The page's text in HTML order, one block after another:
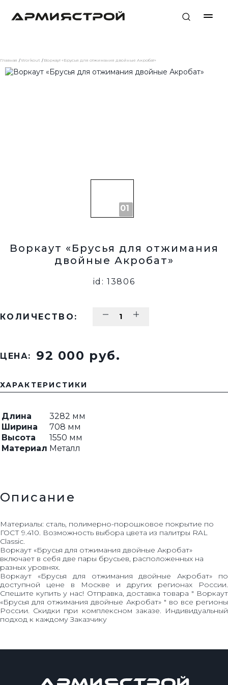
Главная Workout Воркаут «Брусья для отжимания двойные Акробат»
Воркаут «Брусья для отжимания
двойные Акробат»
id: 13806
КОЛИЧЕСТВО:
ЦЕНА: 92 000 pуб.
ХАРАКТЕРИСТИКИ
Длина
3282 мм
Ширина
708 мм
Высота
1550 мм
Материал Металл
Описание
Материалы: сталь, полимерно-порошковое покрытие по
ГОСТ 9.410. Возможность выбора цвета из палитры RAL
Classic.
Воркаут «Брусья для отжимания двойные Акробат»
включает в себя две пары брусьев, расположенных на
разных уровнях.
Воркаут «Брусья для отжимания двойные Акробат» по
доступной цене в Москве и других регионах России.
Спешите купить у нас! Отправка, доставка товара " Воркаут
«Брусья для отжимания двойные Акробат» " во все регионы
России. Скидки при комплексном заказе. Индивидуальный
подход к каждому Заказчику